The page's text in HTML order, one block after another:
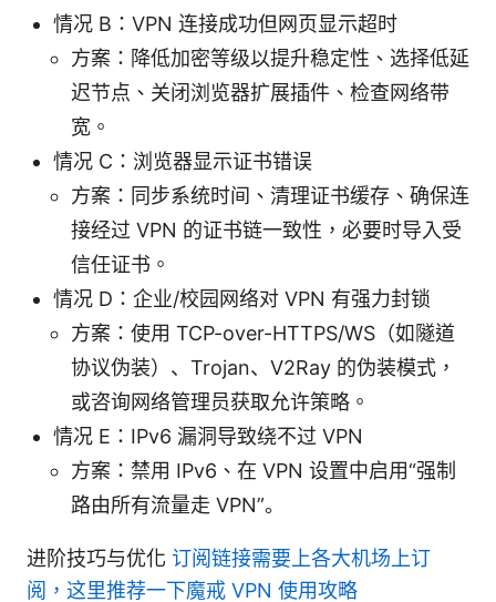
情况 B：VPN 连接成功但网页显示超时
方案：降低加密等级以提升稳定性、选择低延
迟节点、关闭浏览器扩展插件、检查网络带
宽。
情况 C：浏览器显示证书错误
方案：同步系统时间、清理证书缓存、确保连
接经过 VPN 的证书链一致性，必要时导入受
信任证书。
情况 D：企业/校园网络对 VPN 有强力封锁
方案：使用 TCP-over-HTTPS/WS（如隧道
协议伪装）、Trojan、V2Ray 的伪装模式，
或咨询网络管理员获取允许策略。
情况 E：IPv6 漏洞导致绕不过 VPN
方案：禁用 IPv6、在 VPN 设置中启用“强制
路由所有流量走 VPN”。
进阶技巧与优化 订阅链接需要上各大机场上订
阅，这里推荐一下魔戒 VPN 使用攻略